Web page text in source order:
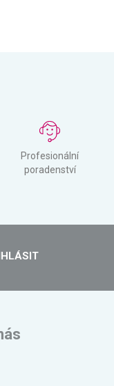
Profesionální
poradenství